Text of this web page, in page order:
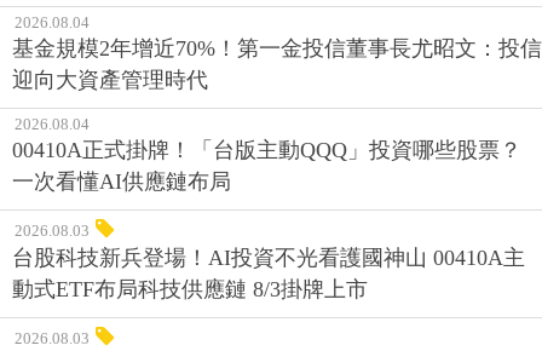
2026.08.04
基金規模2年增近70%！第一金投信董事長尤昭文：投信
迎向大資產管理時代
2026.08.04
00410A正式掛牌！「台版主動QQQ」投資哪些股票？
一次看懂AI供應鏈布局
2026.08.03
台股科技新兵登場！AI投資不光看護國神山 00410A主
動式ETF布局科技供應鏈 8/3掛牌上市
2026.08.03